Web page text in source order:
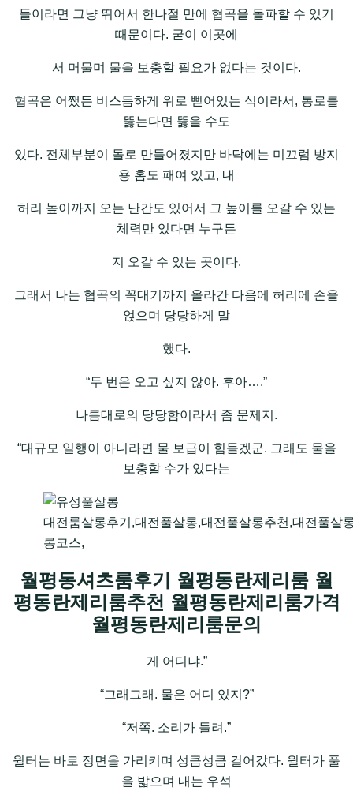
들이라면 그냥 뛰어서 한나절 만에 협곡을 돌파할 수 있기
때문이다. 굳이 이곳에
서 머물며 물을 보충할 필요가 없다는 것이다.
협곡은 어쨌든 비스듬하게 위로 뻗어있는 식이라서, 통로를
뚫는다면 뚫을 수도
있다. 전체부분이 돌로 만들어졌지만 바닥에는 미끄럼 방지
용 홈도 패여 있고, 내
허리 높이까지 오는 난간도 있어서 그 높이를 오갈 수 있는
체력만 있다면 누구든
지 오갈 수 있는 곳이다.
그래서 나는 협곡의 꼭대기까지 올라간 다음에 허리에 손을
얹으며 당당하게 말
했다.
“두 번은 오고 싶지 않아. 후아….”
나름대로의 당당함이라서 좀 문제지.
“대규모 일행이 아니라면 물 보급이 힘들겠군. 그래도 물을
보충할 수가 있다는
대전룸살롱후기,대전풀살롱,대전풀살롱추천,대전풀살
롱코스,
월평동셔츠룸후기 월평동란제리룸 월
평동란제리룸추천 월평동란제리룸가격
월평동란제리룸문의
게 어디냐.”
“그래그래. 물은 어디 있지?”
“저쪽. 소리가 들려.”
윌터는 바로 정면을 가리키며 성큼성큼 걸어갔다. 윌터가 풀
을 밟으며 내는 우석